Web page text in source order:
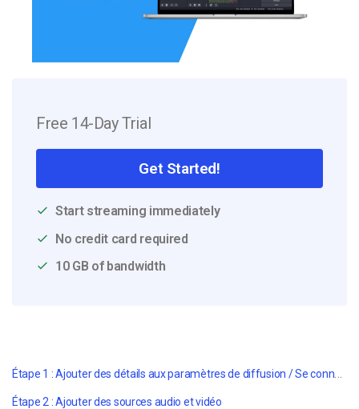
Free 14-Day Trial
Get Started!
Start streaming immediately
No credit card required
10 GB of bandwidth
Étape 1 : Ajouter des détails aux paramètres de diffusion / Se connecter à Dacast
Étape 2 : Ajouter des sources audio et vidéo